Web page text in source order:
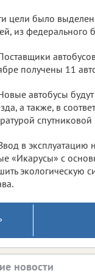
цели было
из федерального
получены 11
автобусы
а также, в
спутниковой
в эксплуатацию
«Икарусы» с
экологическую
новости